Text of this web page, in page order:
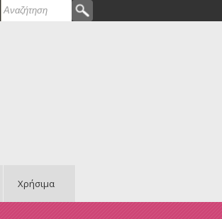
Φόρμα αναζήτησης
Αναζήτηση
Χρήσιμα